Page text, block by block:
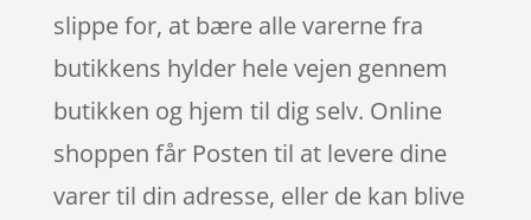
slippe for, at bære alle varerne fra
butikkens hylder hele vejen gennem
butikken og hjem til dig selv. Online
shoppen får Posten til at levere dine
varer til din adresse, eller de kan blive